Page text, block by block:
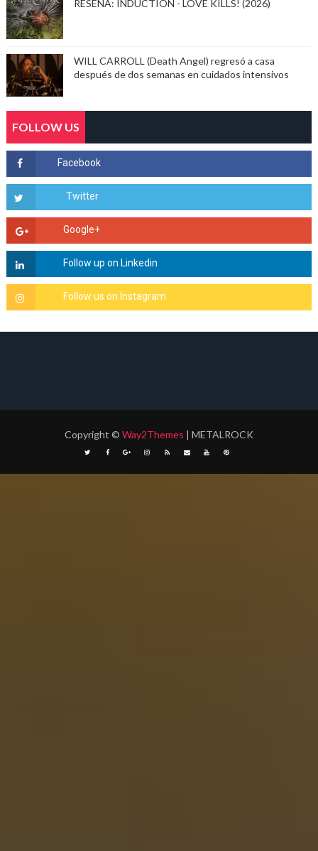
RESEÑA: INDUCTION - LOVE KILLS! (2026)
WILL CARROLL (Death Angel) regresó a casa
después de dos semanas en cuidados intensivos
FOLLOW US
Copyright © Way2Themes | METALROCK